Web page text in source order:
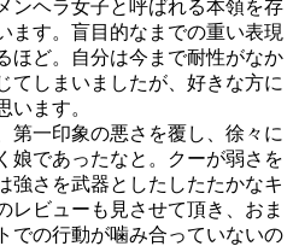
ンヘラ女子と呼ばれる本領を存
ます。盲目的なまでの重い表現
ほど。自分は今まで耐性がなか
てしまいましたが、好きな方に
います。
第一印象の悪さを覆し、徐々に
娘であったなと。クーが弱さを
強さを武器としたしたたかなキ
レビューも見させて頂き、おま
での行動が噛み合っていないの